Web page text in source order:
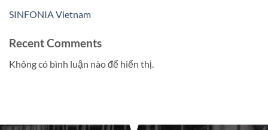
SINFONIA Vietnam
Recent Comments
Không có bình luận nào để hiển thị.